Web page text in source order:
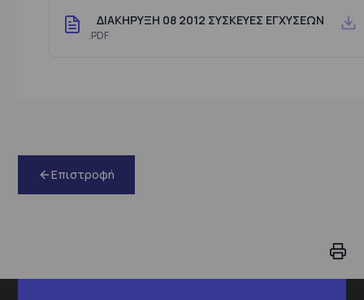
ΔΙΑΚΗΡΥΞΗ 08 2012 ΣΥΣΚΕΥΕΣ ΕΓΧΥΣΕΩΝ
.PDF
Επιστροφή